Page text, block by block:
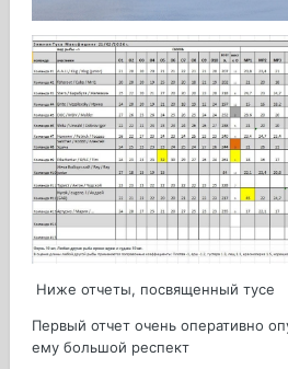
Ниже отчеты, посвященный тусе
Первый отчет очень оперативно
ему большой респект